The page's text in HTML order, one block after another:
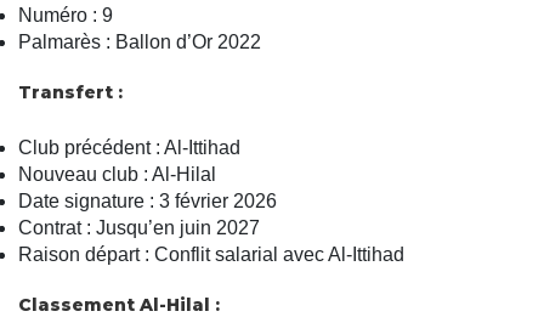
Numéro : 9
Palmarès : Ballon d’Or 2022
Transfert :
Club précédent : Al-Ittihad
Nouveau club : Al-Hilal
Date signature : 3 février 2026
Contrat : Jusqu’en juin 2027
Raison départ : Conflit salarial avec Al-Ittihad
Classement Al-Hilal :